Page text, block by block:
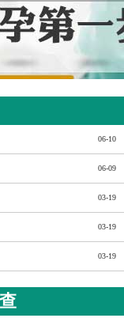
06-10
06-09
03-19
03-19
03-19